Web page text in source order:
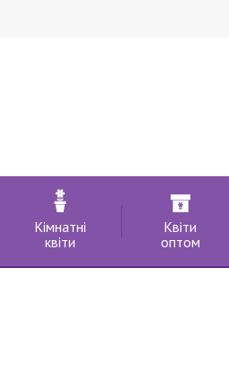
Кімнатні
квіти
Квіти
оптом